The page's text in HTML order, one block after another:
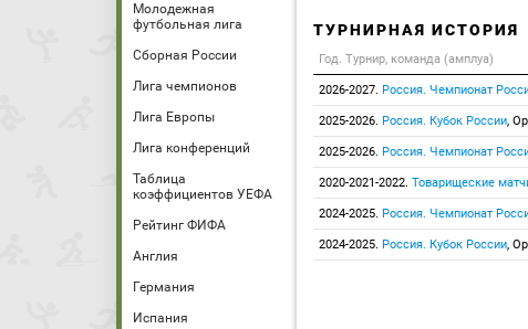
Молодежная
футбольная лига
Сборная России
Лига чемпионов
Лига Европы
Лига конференций
Таблица
коэффициентов УЕФА
Рейтинг ФИФА
Англия
Германия
Испания
ТУРНИРНАЯ ИСТОРИЯ
Год. Турнир, команда (амплуа)
2026-2027. Россия. Чемпионат
2025-2026. Россия. Кубок России,
2025-2026. Россия. Чемпионат
2020-2021-2022. Товарищеские
2024-2025. Россия. Чемпионат
2024-2025. Россия. Кубок России,